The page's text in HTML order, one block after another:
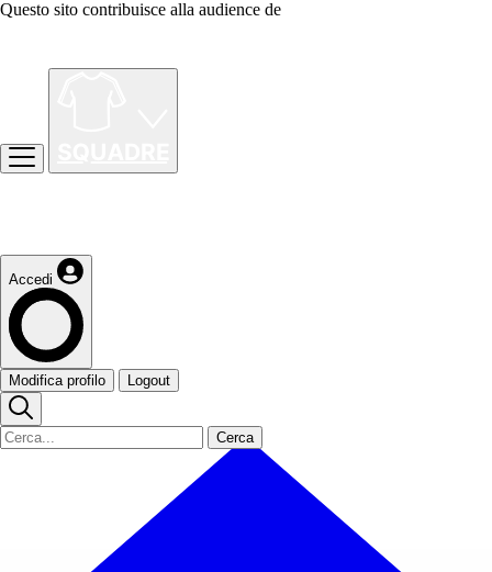
Questo sito contribuisce alla audience de
Accedi
Modifica profilo Logout
Cerca